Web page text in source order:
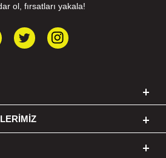
ol, fırsatları yakala!